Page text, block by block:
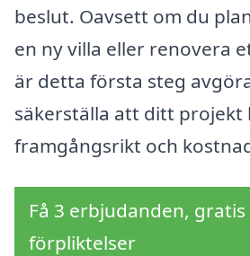
beslut. Oavsett om du
en ny villa eller renovera
är detta första steg
säkerställa att ditt projekt
framgångsrikt och
Få 3 erbjudanden,
förpliktelser